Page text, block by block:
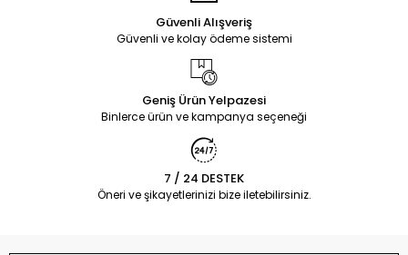
Güvenli Alışveriş
Güvenli ve kolay ödeme sistemi
Geniş Ürün Yelpazesi
Binlerce ürün ve kampanya seçeneği
7 / 24 DESTEK
Öneri ve şikayetlerinizi bize iletebilirsiniz.